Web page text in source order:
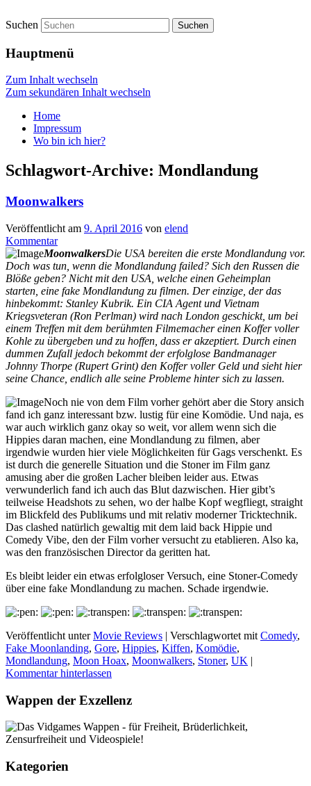
vidgames.de
Suchen
Hauptmenü
Zum Inhalt wechseln
Zum sekundären Inhalt wechseln
Home
Impressum
Wo bin ich hier?
Schlagwort-Archive: Mondlandung
Moonwalkers
Veröffentlicht am 9. April 2016 von elend
Kommentar
MoonwalkersDie USA bereiten die erste Mondlandung vor.
Doch was tun, wenn die Mondlandung failed? Sich den Russen die
Blöße geben? Nicht mit den USA, welche einen Geheimplan
starten, eine fake Mondlandung zu filmen. Der einzige, der das
hinbekommt: Stanley Kubrik. Ein CIA Agent und Vietnam
Kriegsveteran (Ron Perlman) wird nach London geschickt, um bei
einem Treffen mit dem berühmten Filmemacher einen Koffer voller
Kohle zu übergeben und zu hoffen, dass er akzeptiert. Durch einen
dummen Zufall jedoch bekommt der erfolglose Bandmanager
Johnny Thorpe (Rupert Grint) den Koffer voller Geld und sieht hier
seine Chance, endlich alle seine Probleme hinter sich zu lassen.
Noch nie von dem Film vorher gehört aber die Story ansich
fand ich ganz interessant bzw. lustig für eine Komödie. Und naja, es
war auch wirklich ganz okay so weit, vor allem wenn sich die
Hippies daran machen, eine Mondlandung zu filmen, aber
irgendwie wurden hier viele Möglichkeiten für Gags verschenkt. Es
ist durch die generelle Situation und die Stoner im Film ganz
amusing aber die großen Lacher bleiben leider aus. Etwas
verwunderlich fand ich auch das Blut dazwischen. Hier gibt’s
teilweise Headshots zu sehen, wo der halbe Kopf wegfliegt, straight
im Blickfeld des Publikums und mit relativ moderner Tricktechnik.
Das clashed natürlich gewaltig mit dem laid back Hippie und
Comedy Vibe, den der Film vorher versucht zu etablieren. Also ka,
was den französischen Director da geritten hat.
Es bleibt leider ein etwas erfolgloser Versuch, eine Stoner-Comedy
über eine fake Mondlandung zu machen. Schade irgendwie.
Veröffentlicht unter Movie Reviews | Verschlagwortet mit Comedy,
Fake Moonlanding, Gore, Hippies, Kiffen, Komödie,
Mondlandung, Moon Hoax, Moonwalkers, Stoner, UK |
Kommentar hinterlassen
Wappen der Exzellenz
Kategorien